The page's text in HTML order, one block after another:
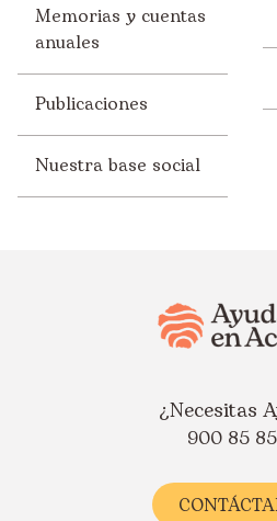
Memorias y cuentas
anuales
Publicaciones
Nuestra base social
¿Necesitas
900 85